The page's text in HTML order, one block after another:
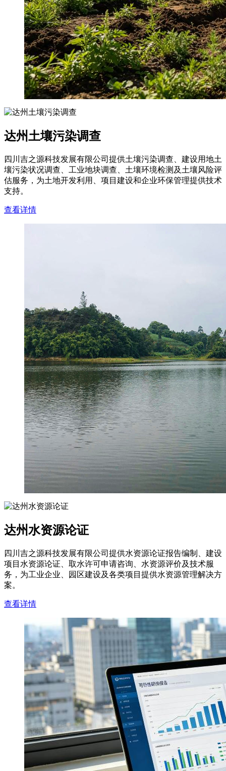
达州土壤污染调查
四川吉之源科技发展有限公司提供土壤污染调查、建设用地土
壤污染状况调查、工业地块调查、土壤环境检测及土壤风险评
估服务，为土地开发利用、项目建设和企业环保管理提供技术
支持。
查看详情
达州水资源论证
四川吉之源科技发展有限公司提供水资源论证报告编制、建设
项目水资源论证、取水许可申请咨询、水资源评价及技术服
务，为工业企业、园区建设及各类项目提供水资源管理解决方
案。
查看详情